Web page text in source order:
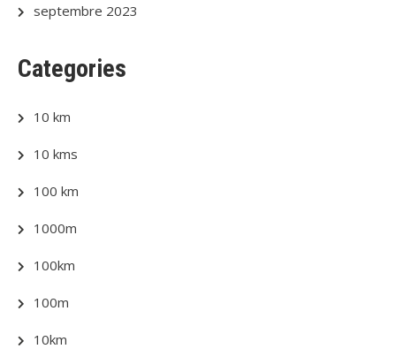
septembre 2023
Categories
10 km
10 kms
100 km
1000m
100km
100m
10km